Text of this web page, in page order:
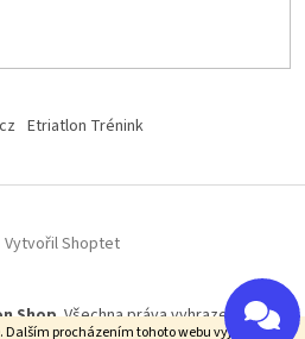
Dalším procházením tohoto webu vyjadřujete
Etriatlon Trénink
Vytvořil Shoptet
Shop. Všechna práva vyhrazena.